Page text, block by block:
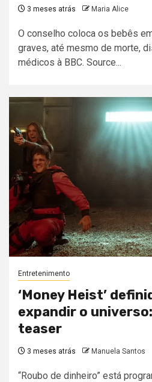
3 meses atrás Maria Alice
O conselho coloca os bebês
graves, até mesmo de morte,
médicos à BBC. Source...
Entretenimento
‘Money Heist’
expandir o
teaser
3 meses atrás Manuela Santos
“Roubo de dinheiro” está